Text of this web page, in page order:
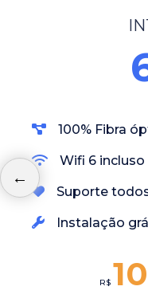
100% Fibra
Wifi 6 incluso
Suporte
Instalação
R$